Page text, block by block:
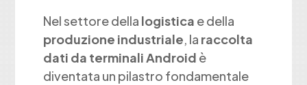
Nel settore della logistica e della
produzione industriale, la raccolta
dati da terminali Android è
diventata un pilastro fondamentale